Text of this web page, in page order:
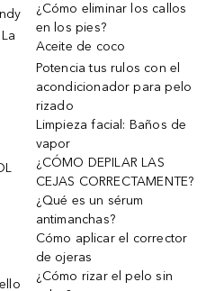
¿Cómo eliminar los callos
en los pies?
Aceite de coco
Potencia tus rulos con el
acondicionador para pelo
rizado
Limpieza facial: Baños de
vapor
¿CÓMO DEPILAR LAS
CEJAS CORRECTAMENTE?
¿Qué es un sérum
antimanchas?
Cómo aplicar el corrector
de ojeras
¿Cómo rizar el pelo sin